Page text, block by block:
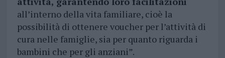
all’interno della vita familiare, cioè la
possibilità di ottenere voucher per l’attività di
cura nelle famiglie, sia per quanto riguarda i
bambini che per gli anziani”.